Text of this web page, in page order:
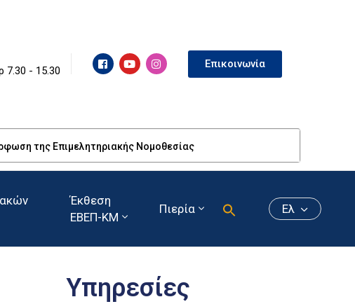
7.30 - 15.30
Επικοινωνία
της Επιμελητηριακής Νομοθεσίας
Έκθεση
ΕΒΕΠ-ΚΜ
Πιερία Ελ
Υπηρεσίες